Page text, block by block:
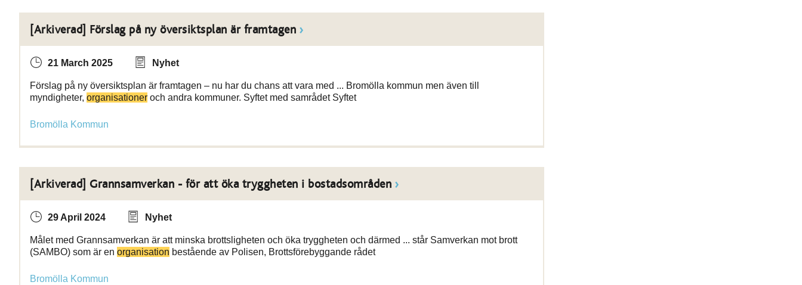
[Arkiverad] Förslag på ny översiktsplan är framtagen
21 March 2025 Nyhet
Förslag på ny översiktsplan är framtagen – nu har du chans att vara med ... Bromölla kommun men även till
myndigheter, organisationer och andra kommuner. Syftet med samrådet Syftet
Bromölla Kommun
[Arkiverad] Grannsamverkan - för att öka tryggheten i bostadsområden
29 April 2024 Nyhet
Målet med Grannsamverkan är att minska brottsligheten och öka tryggheten och därmed ... står Samverkan mot brott
(SAMBO) som är en organisation bestående av Polisen, Brottsförebyggande rådet
Bromölla Kommun